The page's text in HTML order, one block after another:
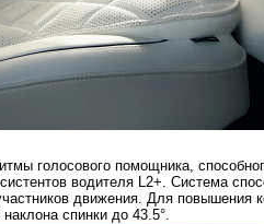
голосового помощника,
водителя L2+. Система
движения. Для повышения
спинки до 43.5°.